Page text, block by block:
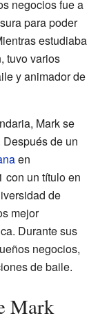
negocios fue a
para poder
estudiaba
tuvo varios
y animador de
Mark se
Después de un
en
con un título en
de
mejor
Durante sus
negocios,
de baile.
Mark